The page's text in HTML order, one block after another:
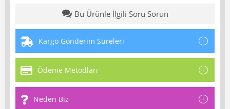
Bu Ürünle İlgili Soru Sorun
Kargo Gönderim Süreleri
Ödeme Metodları
Neden Biz